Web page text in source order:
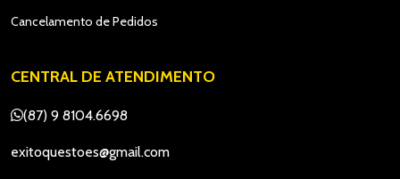
Cancelamento de Pedidos
CENTRAL DE ATENDIMENTO
(87) 9 8104.6698
exitoquestoes@gmail.com